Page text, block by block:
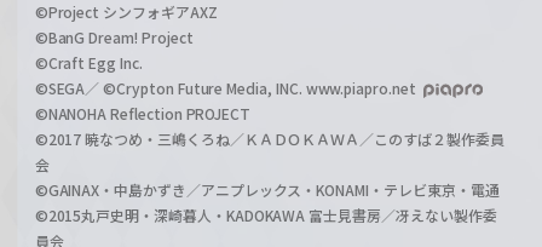
©Project シンフォギアAXZ
©BanG Dream! Project
©Craft Egg Inc.
©SEGA／ ©Crypton Future Media, INC. www.piapro.net
©NANOHA Reflection PROJECT
©2017 暁なつめ・三嶋くろね／ＫＡＤＯＫＡＷＡ／このすば２製作委員
会
©GAINAX・中島かずき／アニプレックス・KONAMI・テレビ東京・電通
©2015丸戸史明・深崎暮人・KADOKAWA 富士見書房／冴えない製作委
員会